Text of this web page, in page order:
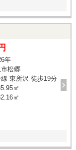
年
松郷
線 東所沢 徒歩19分
㎡
㎡